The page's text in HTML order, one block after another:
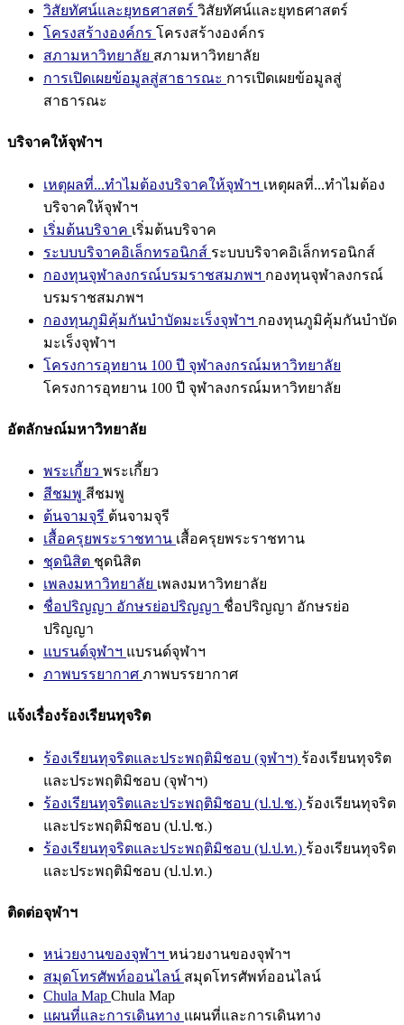
วิสัยทัศน์และยุทธศาสตร์ วิสัยทัศน์และยุทธศาสตร์
โครงสร้างองค์กร โครงสร้างองค์กร
สภามหาวิทยาลัย สภามหาวิทยาลัย
การเปิดเผยข้อมูลสู่สาธารณะ การเปิดเผยข้อมูลสู่
สาธารณะ
บริจาคให้จุฬาฯ
เหตุผลที่...ทำไมต้องบริจาคให้จุฬาฯ เหตุผลที่...ทำไมต้อง
บริจาคให้จุฬาฯ
เริ่มต้นบริจาค เริ่มต้นบริจาค
ระบบบริจาคอิเล็กทรอนิกส์ ระบบบริจาคอิเล็กทรอนิกส์
กองทุนจุฬาลงกรณ์บรมราชสมภพฯ กองทุนจุฬาลงกรณ์
บรมราชสมภพฯ
กองทุนภูมิคุ้มกันบำบัดมะเร็งจุฬาฯ กองทุนภูมิคุ้มกันบำบัด
มะเร็งจุฬาฯ
โครงการอุทยาน 100 ปี จุฬาลงกรณ์มหาวิทยาลัย
โครงการอุทยาน 100 ปี จุฬาลงกรณ์มหาวิทยาลัย
อัตลักษณ์มหาวิทยาลัย
พระเกี้ยว พระเกี้ยว
สีชมพู สีชมพู
ต้นจามจุรี ต้นจามจุรี
เสื้อครุยพระราชทาน เสื้อครุยพระราชทาน
ชุดนิสิต ชุดนิสิต
เพลงมหาวิทยาลัย เพลงมหาวิทยาลัย
ชื่อปริญญา อักษรย่อปริญญา ชื่อปริญญา อักษรย่อ
ปริญญา
แบรนด์จุฬาฯ แบรนด์จุฬาฯ
ภาพบรรยากาศ ภาพบรรยากาศ
แจ้งเรื่องร้องเรียนทุจริต
ร้องเรียนทุจริตและประพฤติมิชอบ (จุฬาฯ) ร้องเรียนทุจริต
และประพฤติมิชอบ (จุฬาฯ)
ร้องเรียนทุจริตและประพฤติมิชอบ (ป.ป.ช.) ร้องเรียนทุจริต
และประพฤติมิชอบ (ป.ป.ช.)
ร้องเรียนทุจริตและประพฤติมิชอบ (ป.ป.ท.) ร้องเรียนทุจริต
และประพฤติมิชอบ (ป.ป.ท.)
ติดต่อจุฬาฯ
หน่วยงานของจุฬาฯ หน่วยงานของจุฬาฯ
สมุดโทรศัพท์ออนไลน์ สมุดโทรศัพท์ออนไลน์
Chula Map Chula Map
แผนที่และการเดินทาง แผนที่และการเดินทาง